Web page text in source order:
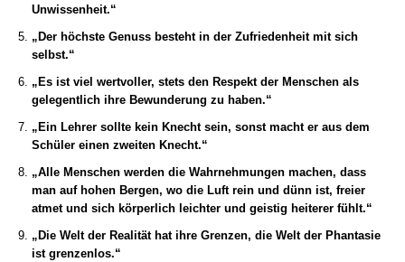
Unwissenheit.“
„Der höchste Genuss besteht in der Zufriedenheit mit sich
selbst.“
„Es ist viel wertvoller, stets den Respekt der Menschen als
gelegentlich ihre Bewunderung zu haben.“
„Ein Lehrer sollte kein Knecht sein, sonst macht er aus dem
Schüler einen zweiten Knecht.“
„Alle Menschen werden die Wahrnehmungen machen, dass
man auf hohen Bergen, wo die Luft rein und dünn ist, freier
atmet und sich körperlich leichter und geistig heiterer fühlt.“
„Die Welt der Realität hat ihre Grenzen, die Welt der Phantasie
ist grenzenlos.“